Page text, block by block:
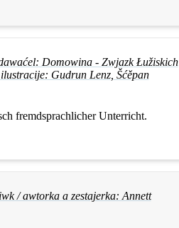
Domowina - Zwjazk Łužiskich
Gudrun Lenz, Šćěpan
fremdsprachlicher Unterricht.
/ awtorka a zestajerka: Annett